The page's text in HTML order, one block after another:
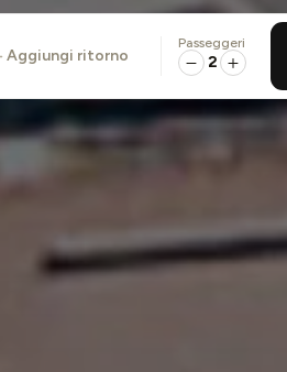
aggiungi ritorno
Passeggeri
2